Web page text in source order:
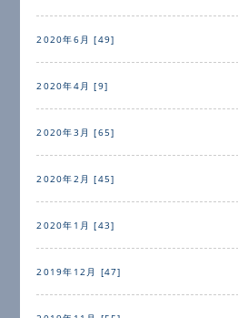
2020年6月 [49]
2020年4月 [9]
2020年3月 [65]
2020年2月 [45]
2020年1月 [43]
2019年12月 [47]